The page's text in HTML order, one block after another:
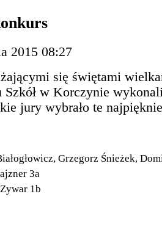
2015 08:27
się świętami
Szkół w Korczynie
jury wybrało te
Grzegorz Śnieżek,
3a
1b